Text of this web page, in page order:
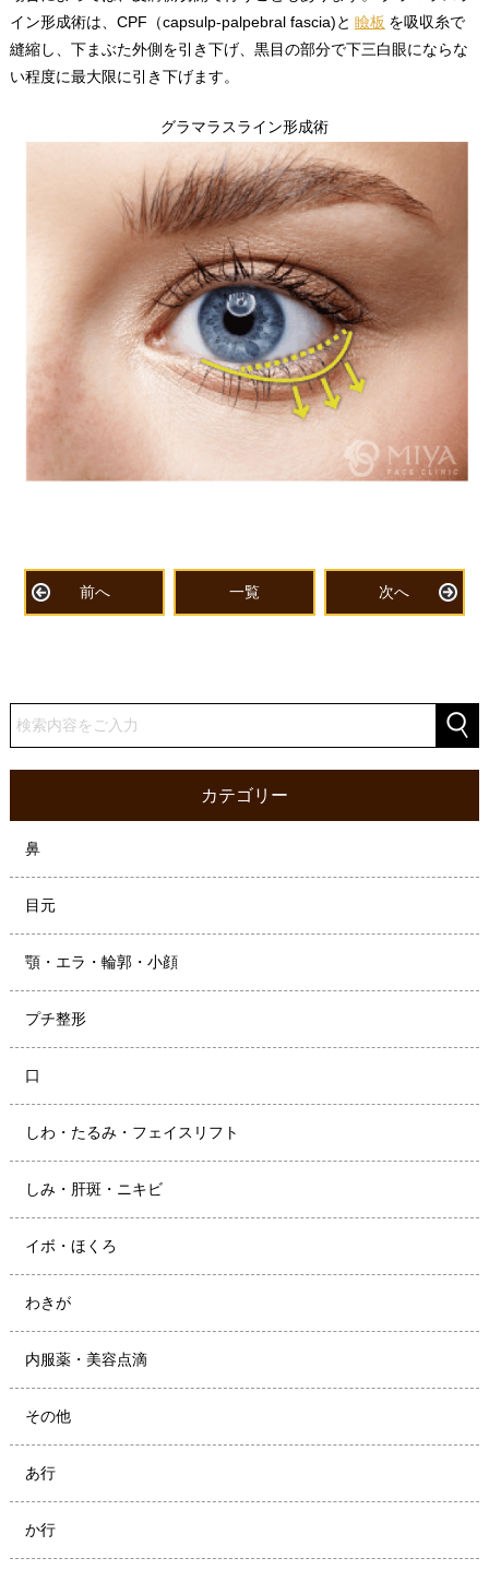
イン形成術は、CPF（capsulp-palpebral fascia)と 瞼板 を吸収糸で
縫縮し、下まぶた外側を引き下げ、黒目の部分で下三白眼にならな
い程度に最大限に引き下げます。
グラマラスライン形成術
前へ 一覧 次へ
カテゴリー
鼻
目元
顎・エラ・輪郭・小顔
プチ整形
口
しわ・たるみ・フェイスリフト
しみ・肝斑・ニキビ
イボ・ほくろ
わきが
内服薬・美容点滴
その他
あ行
か行